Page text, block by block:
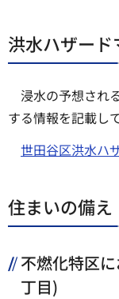
洪水ハザード
浸水の予想され
する情報を記載し
世田谷区洪水ハ
住まいの備え
不燃化特区
丁目)